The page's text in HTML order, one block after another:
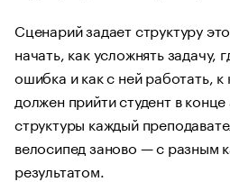
Сценарий задает структуру
начать, как усложнять задачу,
ошибка и как с ней работать, к
должен прийти студент в
структуры каждый
велосипед заново — с разным
результатом.